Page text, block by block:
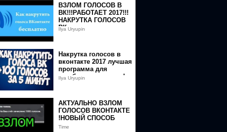
ВЗЛОМ ГОЛОСОВ В
ВК!!!РАБОТАЕТ 2017!!!
НАКРУТКА ГОЛОСОВ
ВК
Ilya Uryupin
Накрутка голосов в
вконтакте 2017 лучшая
программа для
заработка голосов vk
Ilya Uryupin
АКТУАЛЬНО ВЗЛОМ
ГОЛОСОВ ВКОНТАКТЕ
!НОВЫЙ СПОСОБ
Time